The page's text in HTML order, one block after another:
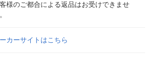
様のご都合による返品はお受けできませ
カーサイトはこちら